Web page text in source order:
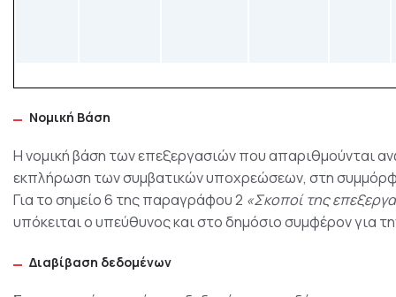
Νομική Βάση
Η νομική βάση των επεξεργασιών που απαριθμούνται
εκπλήρωση των συμβατικών υποχρεώσεων, στη
Για το σημείο 6 της παραγράφου 2 «Σκοποί της
υπόκειται ο υπεύθυνος και στο δημόσιο συμφέρον για
Διαβίβαση δεδομένων